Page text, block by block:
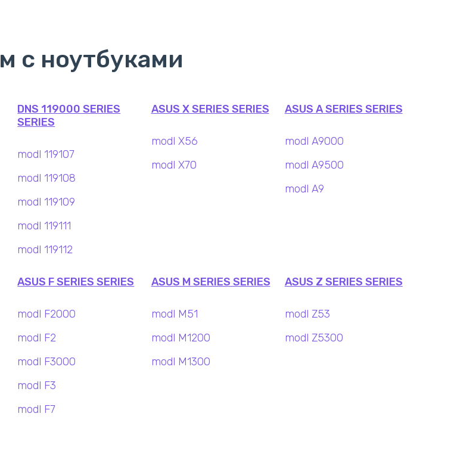
с ноутбуками
DNS 119000 SERIES
SERIES
modl 119107
modl 119108
modl 119109
modl 119111
modl 119112
ASUS X SERIES SERIES
modl X56
modl X70
ASUS A SERIES SERIES
modl A9000
modl A9500
modl A9
ASUS F SERIES SERIES
modl F2000
modl F2
modl F3000
modl F3
modl F7
ASUS M SERIES SERIES
modl M51
modl M1200
modl M1300
ASUS Z SERIES SERIES
modl Z53
modl Z5300